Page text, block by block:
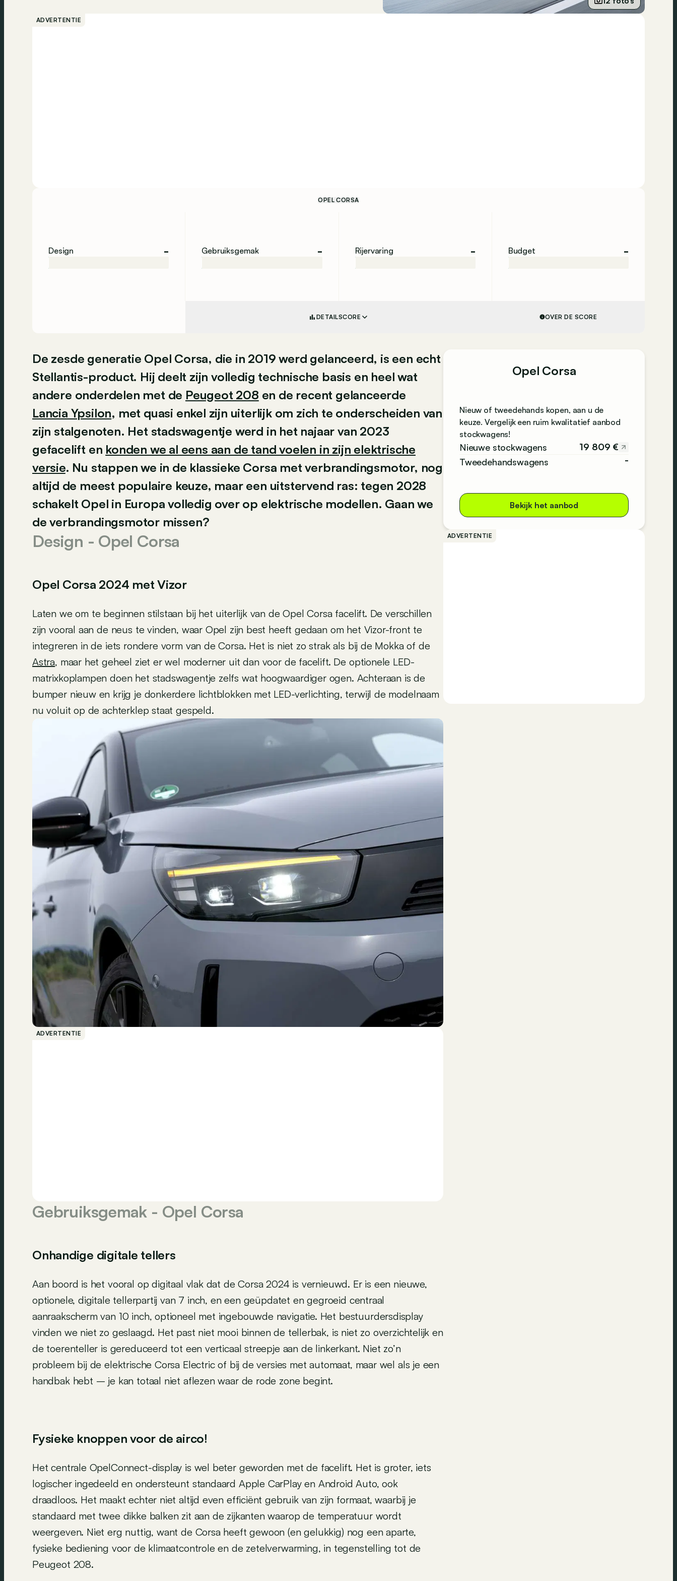
ADVERTENTIE
OPEL CORSA
Design - Gebruiksgemak - Rijervaring - Budget -
DETAILSCORE OVER DE SCORE
De zesde generatie Opel Corsa, die in 2019 werd gelanceerd, is een echt
Stellantis-product. Hij deelt zijn volledig technische basis en heel wat
andere onderdelen met de Peugeot 208 en de recent gelanceerde
Lancia Ypsilon, met quasi enkel zijn uiterlijk om zich te onderscheiden van
zijn stalgenoten. Het stadswagentje werd in het najaar van 2023
gefacelift en konden we al eens aan de tand voelen in zijn elektrische
versie. Nu stappen we in de klassieke Corsa met verbrandingsmotor, nog
altijd de meest populaire keuze, maar een uitstervend ras: tegen 2028
schakelt Opel in Europa volledig over op elektrische modellen. Gaan we
de verbrandingsmotor missen?
Design - Opel Corsa
Opel Corsa 2024 met Vizor
Laten we om te beginnen stilstaan bij het uiterlijk van de Opel Corsa facelift. De verschillen
zijn vooral aan de neus te vinden, waar Opel zijn best heeft gedaan om het Vizor-front te
integreren in de iets rondere vorm van de Corsa. Het is niet zo strak als bij de Mokka of de
Astra, maar het geheel ziet er wel moderner uit dan voor de facelift. De optionele LED-
matrixkoplampen doen het stadswagentje zelfs wat hoogwaardiger ogen. Achteraan is de
bumper nieuw en krijg je donkerdere lichtblokken met LED-verlichting, terwijl de modelnaam
nu voluit op de achterklep staat gespeld.
ADVERTENTIE
Gebruiksgemak - Opel Corsa
Onhandige digitale tellers
Aan boord is het vooral op digitaal vlak dat de Corsa 2024 is vernieuwd. Er is een nieuwe,
optionele, digitale tellerpartij van 7 inch, en een geüpdatet en gegroeid centraal
aanraakscherm van 10 inch, optioneel met ingebouwde navigatie. Het bestuurdersdisplay
vinden we niet zo geslaagd. Het past niet mooi binnen de tellerbak, is niet zo overzichtelijk en
de toerenteller is gereduceerd tot een verticaal streepje aan de linkerkant. Niet zo’n
probleem bij de elektrische Corsa Electric of bij de versies met automaat, maar wel als je een
handbak hebt – je kan totaal niet aflezen waar de rode zone begint.
Fysieke knoppen voor de airco!
Het centrale OpelConnect-display is wel beter geworden met de facelift. Het is groter, iets
logischer ingedeeld en ondersteunt standaard Apple CarPlay en Android Auto, ook
draadloos. Het maakt echter niet altijd even efficiënt gebruik van zijn formaat, waarbij je
standaard met twee dikke balken zit aan de zijkanten waarop de temperatuur wordt
weergeven. Niet erg nuttig, want de Corsa heeft gewoon (en gelukkig) nog een aparte,
fysieke bediening voor de klimaatcontrole en de zetelverwarming, in tegenstelling tot de
Peugeot 208.
Opel Corsa
Nieuw of tweedehands kopen, aan u de
keuze. Vergelijk een ruim kwalitatief aanbod
stockwagens!
Nieuwe stockwagens
19 809 €
Tweedehandswagens
-
Bekijk het aanbod
ADVERTENTIE